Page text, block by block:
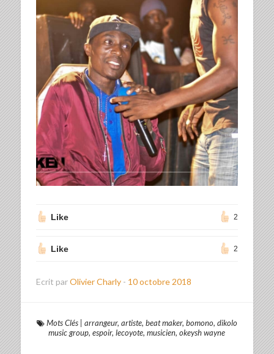
Like 2
Like 2
Ecrit parOlivier Charly - 10 octobre 2018
Mots Clés| arrangeur, artiste, beat maker, bomono, dikolo
music group,espoir,lecoyote,musicien,okeysh wayne